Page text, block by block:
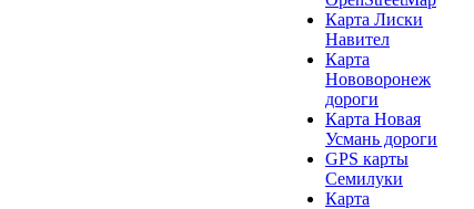
Карта Лиски
Навител
Карта
Нововоронеж
дороги
Карта Новая
Усмань дороги
GPS карты
Семилуки
Карта